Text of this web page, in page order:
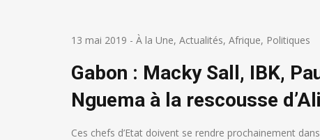
13 mai 2019 - À la Une, Actualités, Afrique, Politiques
Gabon : Macky Sall, IBK,
Nguema à la rescousse
Ces chefs d’Etat doivent se rendre prochainement